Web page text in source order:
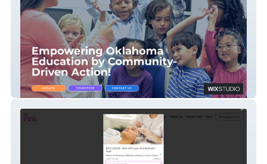
Oklahoma Citizens for Education